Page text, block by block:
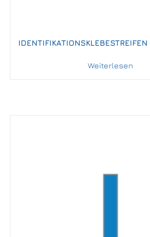
IDENTIFIKATIONSKLEBESTREIFEN
Weiterlesen